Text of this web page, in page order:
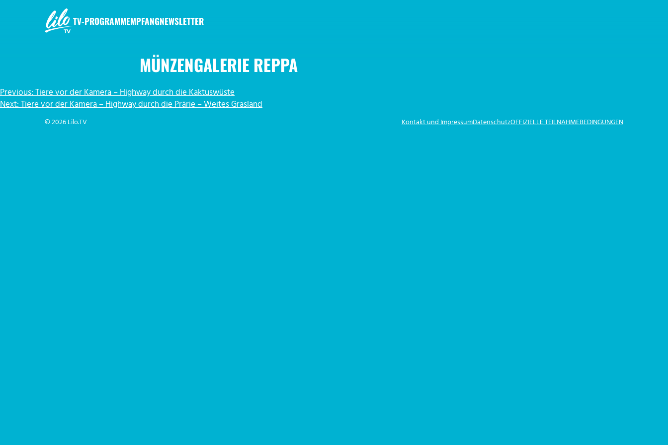
TV-PROGRAMMEMPFANGNEWSLETTER
MÜNZENGALERIE REPPA
BEITRAGSNAVIGATION
Previous:Tiere vor der Kamera – Highway durch die Kaktuswüste
Next:Tiere vor der Kamera – Highway durch die Prärie – Weites Grasland
© 2026 Lilo.TV Kontakt und ImpressumDatenschutzOFFIZIELLE TEILNAHMEBEDINGUNGEN